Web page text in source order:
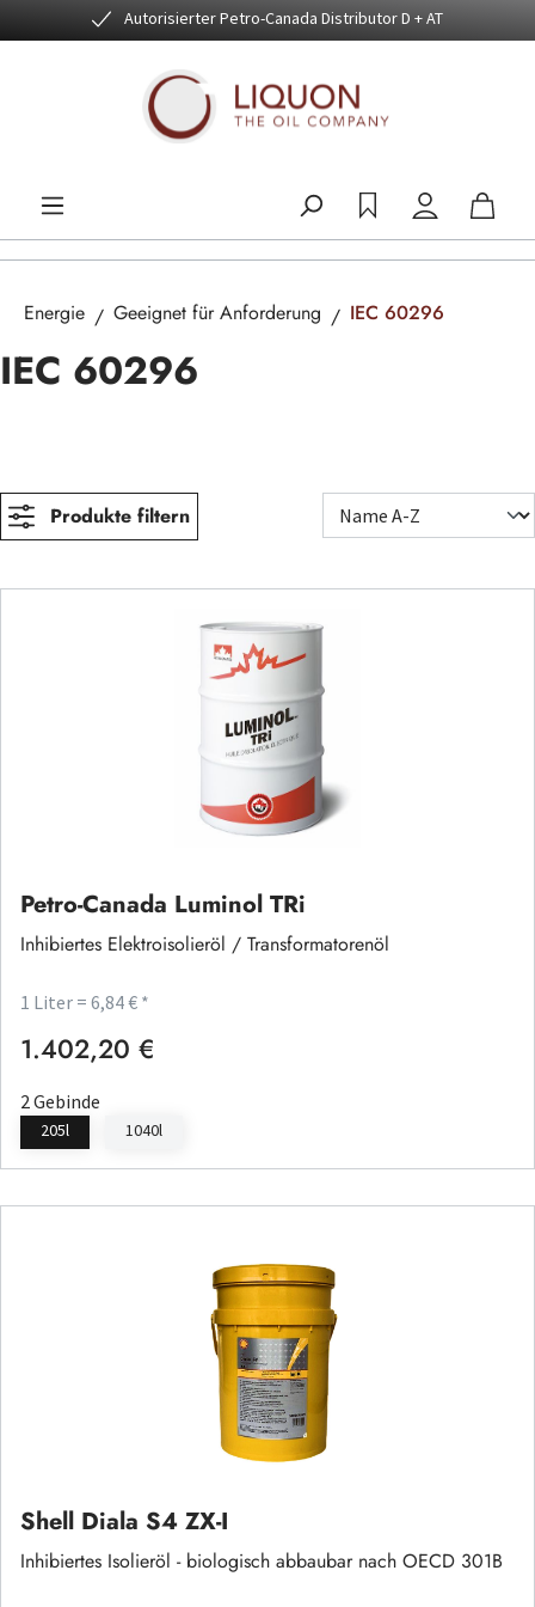
Zum Hauptinhalt springenAutorisierter Petro-Canada Distributor D + AT
Energie Geeignet für Anforderung IEC 60296
IEC 60296
Produkte filtern
Petro-Canada Luminol TRi
Inhibiertes Elektroisolieröl / Transformatorenöl
1 Liter = 6,84 € *
Regulärer Preis:
1.402,20 €
2 Gebinde
205l 1040l
Shell Diala S4 ZX-I
Inhibiertes Isolieröl - biologisch abbaubar nach OECD 301B